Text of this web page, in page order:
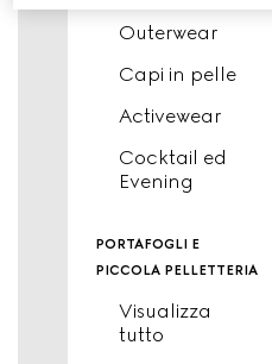
Outerwear
Capi in pelle
Activewear
Cocktail ed
Evening
portafogli e
piccola pelletteria
Visualizza
tutto